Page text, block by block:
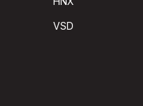
VSD